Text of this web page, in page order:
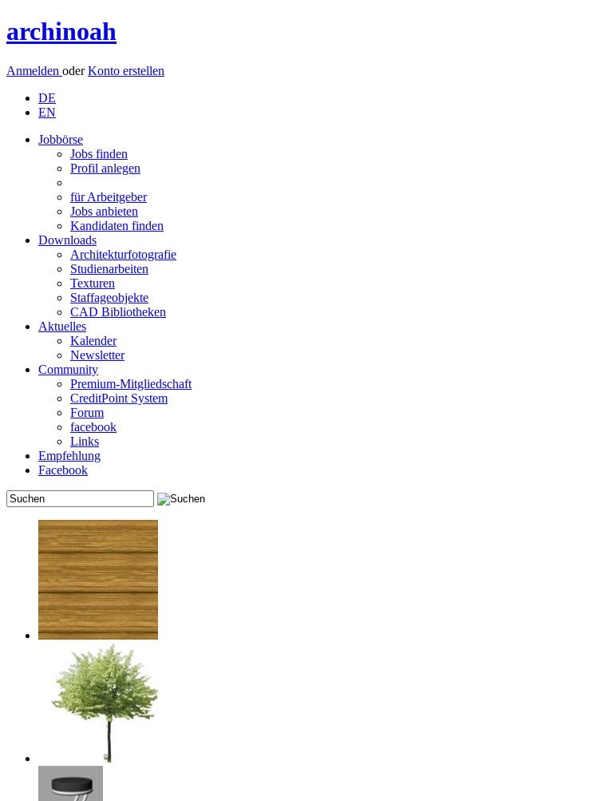
archinoah
Anmelden oderKonto erstellen
DE
EN
Jobbörse
Jobs finden
Profil anlegen
für Arbeitgeber
Jobs anbieten
Kandidaten finden
Downloads
Architekturfotografie
Studienarbeiten
Texturen
Staffageobjekte
CAD Bibliotheken
Aktuelles
Kalender
Newsletter
Community
Premium-Mitgliedschaft
CreditPoint System
Forum
facebook
Links
Empfehlung
Facebook